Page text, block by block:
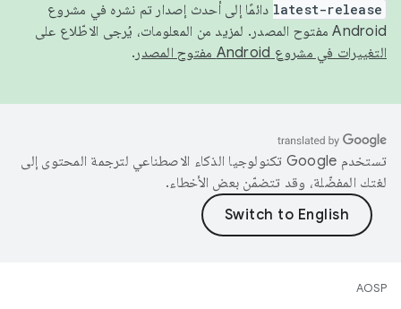
latest-release دائمًا إلى أحدث إصدار تم نشره في مشروع
Android مفتوح المصدر. لمزيد من المعلومات، يُرجى الاطّلاع على
التغييرات في مشروع Android مفتوح المصدر
.
تستخدم Google تكنولوجيا الذكاء الاصطناعي لترجمة المحتوى إلى
لغتك المفضّلة، وقد تتضمّن بعض الأخطاء.
AOSP